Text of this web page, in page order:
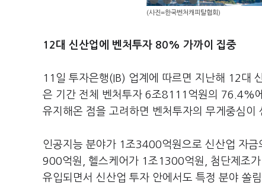
(사진=한국벤처캐피탈협회)
12대 신산업에 벤처투자 80% 가까이 집중
11일 투자은행(IB) 업계에 따르면 지난해 12대
은 기간 전체 벤처투자 6조8111억원의 76.4%
유지해온 점을 고려하면 벤처투자의 무게중심이
인공지능 분야가 1조3400억원으로 신산업 자
900억원, 헬스케어가 1조1300억원, 첨단제조
유입되면서 신산업 투자 안에서도 특정 분야 쏠